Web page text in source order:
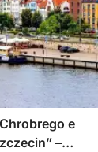
e
–